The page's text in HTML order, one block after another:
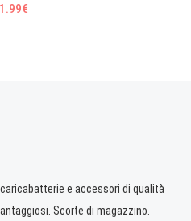
e accessori di qualità
Scorte di magazzino.